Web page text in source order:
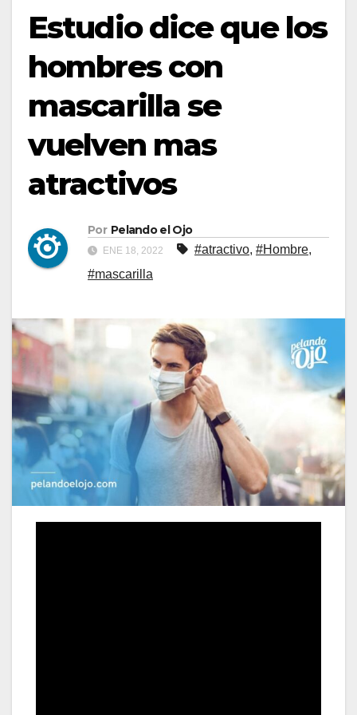
Estudio dice que los
hombres con
mascarilla se
vuelven mas
atractivos
Por Pelando el Ojo
ENE 18, 2022 #atractivo, #Hombre,
#mascarilla